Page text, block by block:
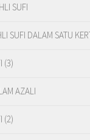
SUFI
SUFI DALAM SATU
(3)
AZALI
(2)